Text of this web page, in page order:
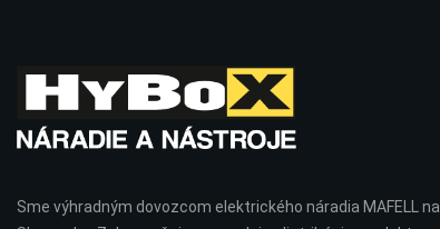
Sme výhradným dovozcom elektrického náradia MAFELL na